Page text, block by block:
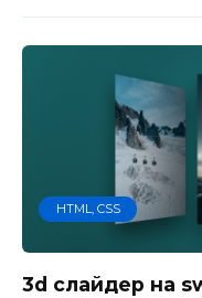
HTML, CSS
3d слайдер на